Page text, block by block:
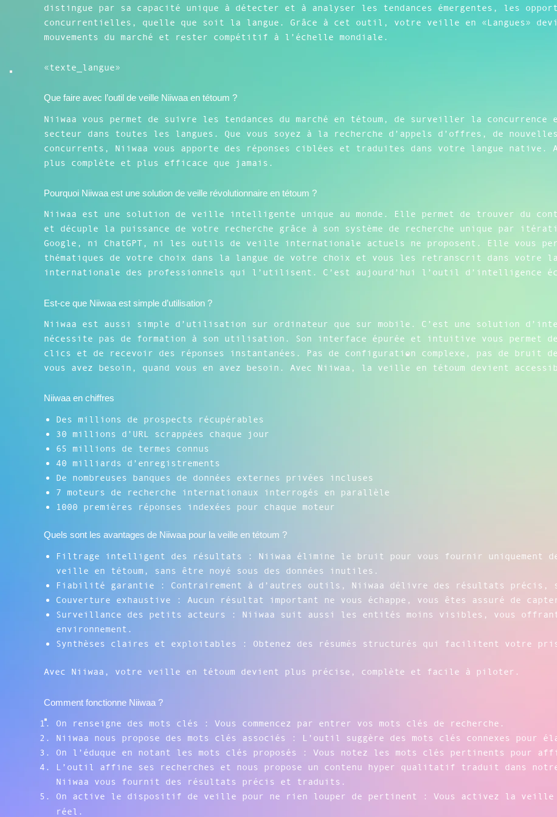
distingue par sa capacité unique à détecter et à analyser les tendances émergentes, les
concurrentielles, quelle que soit la langue. Grâce à cet outil, votre veille en «Langues»
mouvements du marché et rester compétitif à l’échelle mondiale.
«texte_langue»
Que faire avec l’outil de veille Niiwaa en tétoum ?
Niiwaa vous permet de suivre les tendances du marché en tétoum, de surveiller la
secteur dans toutes les langues. Que vous soyez à la recherche d’appels d’offres, de
concurrents, Niiwaa vous apporte des réponses ciblées et traduites dans votre langue
plus complète et plus efficace que jamais.
Pourquoi Niiwaa est une solution de veille révolutionnaire en tétoum ?
Niiwaa est une solution de veille intelligente unique au monde. Elle permet de trouver du
et décuple la puissance de votre recherche grâce à son système de recherche unique par
Google, ni ChatGPT, ni les outils de veille internationale actuels ne proposent. Elle vous
thématiques de votre choix dans la langue de votre choix et vous les retranscrit dans votre
internationale des professionnels qui l’utilisent. C’est aujourd’hui l’outil d’intelligence
Est-ce que Niiwaa est simple d’utilisation ?
Niiwaa est aussi simple d’utilisation sur ordinateur que sur mobile. C’est une solution
nécessite pas de formation à son utilisation. Son interface épurée et intuitive vous permet de
clics et de recevoir des réponses instantanées. Pas de configuration complexe, pas de bruit
vous avez besoin, quand vous en avez besoin. Avec Niiwaa, la veille en tétoum devient
Niiwaa en chiffres
Des millions de prospects récupérables
30 millions d’URL scrappées chaque jour
65 millions de termes connus
40 milliards d’enregistrements
De nombreuses banques de données externes privées incluses
7 moteurs de recherche internationaux interrogés en parallèle
1000 premières réponses indexées pour chaque moteur
Quels sont les avantages de Niiwaa pour la veille en tétoum ?
Filtrage intelligent des résultats : Niiwaa élimine le bruit pour vous fournir uniquement
veille en tétoum, sans être noyé sous des données inutiles.
Fiabilité garantie : Contrairement à d’autres outils, Niiwaa délivre des résultats précis,
Couverture exhaustive : Aucun résultat important ne vous échappe, vous êtes assuré de
Surveillance des petits acteurs : Niiwaa suit aussi les entités moins visibles, vous
environnement.
Synthèses claires et exploitables : Obtenez des résumés structurés qui facilitent votre
Avec Niiwaa, votre veille en tétoum devient plus précise, complète et facile à piloter.
Comment fonctionne Niiwaa ?
On renseigne des mots clés : Vous commencez par entrer vos mots clés de recherche.
Niiwaa nous propose des mots clés associés : L’outil suggère des mots clés connexes pour
On l’éduque en notant les mots clés proposés : Vous notez les mots clés pertinents pour
L’outil affine ses recherches et nous propose un contenu hyper qualitatif traduit dans
Niiwaa vous fournit des résultats précis et traduits.
On active le dispositif de veille pour ne rien louper de pertinent : Vous activez la veille
réel.